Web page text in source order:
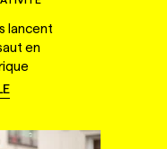
lancent
en